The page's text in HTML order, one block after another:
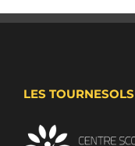
LES TOURNESOLS